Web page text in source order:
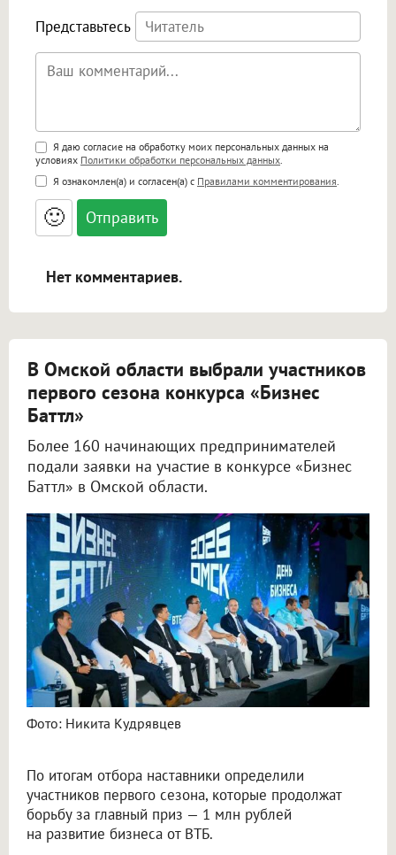
Представьтесь
Поддержка HTML
<b>, <strong>, <u>, <i>, <em>, <s>, <big>,
<small>, <sup>, <sub>, <pre>, <ul>, <ol>, <li>,
<blockquote>, <code> экранирует HTML,
адреса URL автоматически становятся
ссылками, и [img]адрес[/img] будет
Я даю согласие на обработку моих персональных данных на
условиях Политики обработки персональных данных
Я ознакомлен(а) и согласен(а) с Правилами комментирования
🙂
Нет комментариев.
В Омской области выбрали участников
первого сезона конкурса «Бизнес
Баттл»
Более 160 начинающих предпринимателей
подали заявки на участие в конкурсе «Бизнес
Баттл» в Омской области.
Фото: Никита Кудрявцев
По итогам отбора наставники определили
участников первого сезона, которые продолжат
борьбу за главный приз — 1 млн рублей
на развитие бизнеса от ВТБ.